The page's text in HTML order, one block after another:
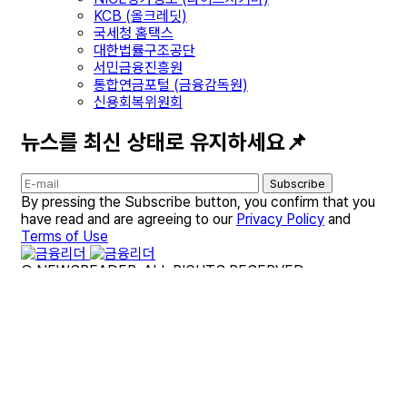
KCB (올크레딧)
국세청 홈택스
대한법률구조공단
서민금융진흥원
통합연금포털 (금융감독원)
신용회복위원회
뉴스를 최신 상태로 유지하세요📌
Subscribe
By pressing the Subscribe button, you confirm that you
have read and are agreeing to our Privacy Policy and
Terms of Use
© NEWSREADER. ALL RIGHTS RESERVED.